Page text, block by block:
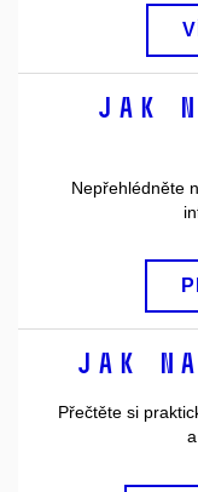
Jak
Nepřehlédněte
Jak
Přečtěte si